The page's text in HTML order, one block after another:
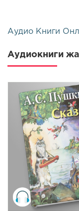
Аудио Книги
Аудиокниги